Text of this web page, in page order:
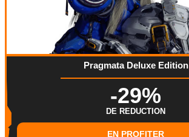
Pragmata Deluxe Edition
-29%
DE REDUCTION
EN PROFITER